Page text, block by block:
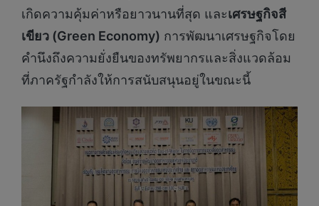
เกิดความคุ้มค่าหรือยาวนานที่สุด และเศรษฐกิจสี
เขียว (Green Economy) การพัฒนาเศรษฐกิจโดย
คำนึงถึงความยั่งยืนของทรัพยากรและสิ่งแวดล้อม
ที่ภาครัฐกำลังให้การสนับสนุนอยู่ในขณะนี้